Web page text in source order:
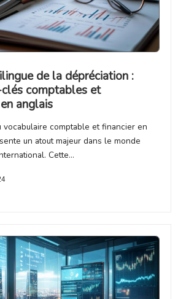
de la dépréciation :
comptables et
anglais
vocabulaire comptable et financier en
un atout majeur dans le monde
Cette…